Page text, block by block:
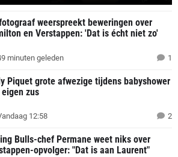
weerspreekt beweringen over
en Verstappen: 'Dat is écht niet zo'
minuten geleden 1
Piquet grote afwezige tijdens babyshower
zus
12:58 2
Bulls-chef Permane weet niks over
opvolger: "Dat is aan Laurent"